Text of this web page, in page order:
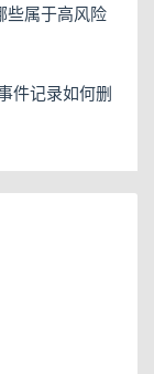
些属于高风险
件记录如何删